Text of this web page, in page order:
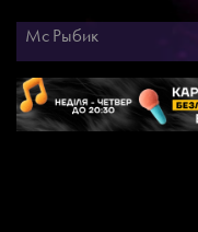
Мс Рыбик